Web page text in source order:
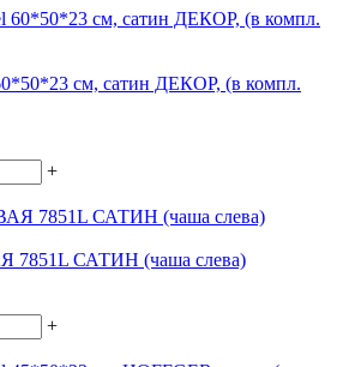
см, сатин ДЕКОР, (в компл.
+
7851L САТИН (чаша слева)
+